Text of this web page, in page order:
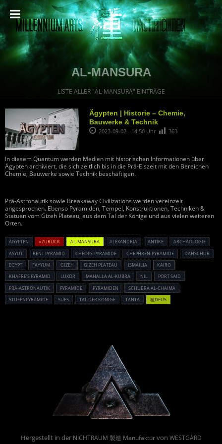
AL-MANSURA
LISTE ALLER "AL-MANSURA" EINTRÄGE
Ägypten | Historie – Chemie,
Bauwerke & Technik
2023-09-02 - 14:50 Uhr 363
In diesem Quantum werden Medien mit historischen Informationen über
Ägypten archiviert, die sich zeitlich bis in die Prä-Eiszeit mit den Bereichen
Chemie, Bauwerke sowie Technik beschäftigen.
Prä-Astronautik sowie Breakaway Civilizations werden vereinzelt
angesprochen. Ebenso Pyramiden, Tempel, Konstruktionen, Techniken &
Statuen vom Gizeh Plateau, aus dem Tal der Könige und aus vielen weiteren
Orten.
ÄGYPTEN « ZURÜCK AL-MANSURA ALEXANDRIA ANTIKE
ARCHÄOLOGIE
ASYUT
BENT PYRAMID CHEOPS-PYRAMIDE CHEPHREN-PYRAMIDE
DAHSCHUR
EGYPT
FAYYUM GIZEH GIZEH PLATEAU ISMAILIA
KAIRO
KHAFRE’S PYRAMID
LUXOR MAHALLA AL-KUBRA NIL
PORT SAID
PRÄ-ASTRONAUTIK
PYRAMIDE PYRAMIDEN
SCHUBRA AL-CHAIMA
STUFENPYRAMIDE
SUES TAL DER KÖNIGE TANTA 種DEUS
Hergestellt in der NICHTRAUM 製造 Manufakturvon WESTGÅRD
Powered By :